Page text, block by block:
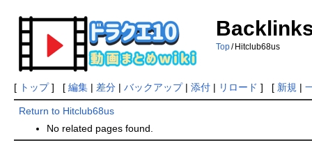
Top / Hitclub68us
[ トップ] [ 編集| 差分| バックアップ| 添付| リロード ] [ 新規 |
Return to Hitclub68us
No related pages found.